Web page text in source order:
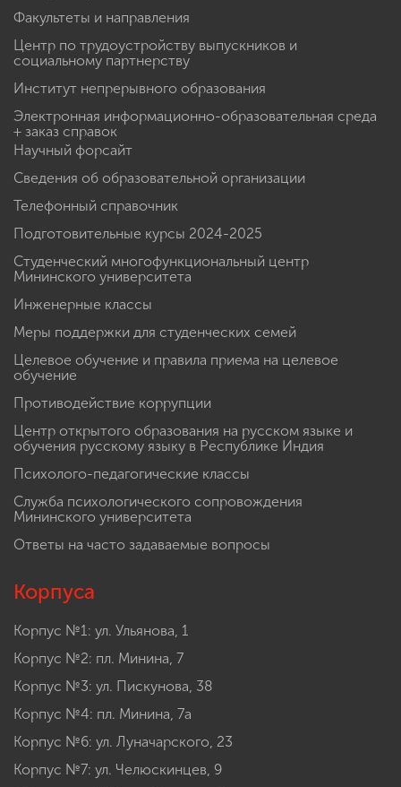
Факультеты и направления
Центр по трудоустройству выпускников и
социальному партнерству
Институт непрерывного образования
Электронная информационно-образовательная среда
+ заказ справок
Научный форсайт
Сведения об образовательной организации
Телефонный справочник
Подготовительные курсы 2024-2025
Студенческий многофункциональный центр
Мининского университета
Инженерные классы
Меры поддержки для студенческих семей
Целевое обучение и правила приема на целевое
обучение
Противодействие коррупции
Центр открытого образования на русском языке и
обучения русскому языку в Республике Индия
Психолого-педагогические классы
Служба психологического сопровождения
Мининского университета
Ответы на часто задаваемые вопросы
Корпуса
Корпус №1: ул. Ульянова, 1
Корпус №2: пл. Минина, 7
Корпус №3: ул. Пискунова, 38
Корпус №4: пл. Минина, 7а
Корпус №6: ул. Луначарского, 23
Корпус №7: ул. Челюскинцев, 9